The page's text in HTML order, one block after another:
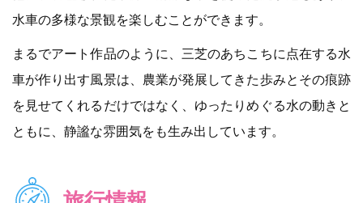
水車の多様な景観を楽しむことができます。
まるでアート作品のように、三芝のあちこちに点在する水
車が作り出す風景は、農業が発展してきた歩みとその痕跡
を見せてくれるだけではなく、ゆったりめぐる水の動きと
ともに、静謐な雰囲気をも生み出しています。